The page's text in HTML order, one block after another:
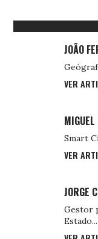
JOÃO
VER
Smart
VER
JORGE
Gestor
Estado...